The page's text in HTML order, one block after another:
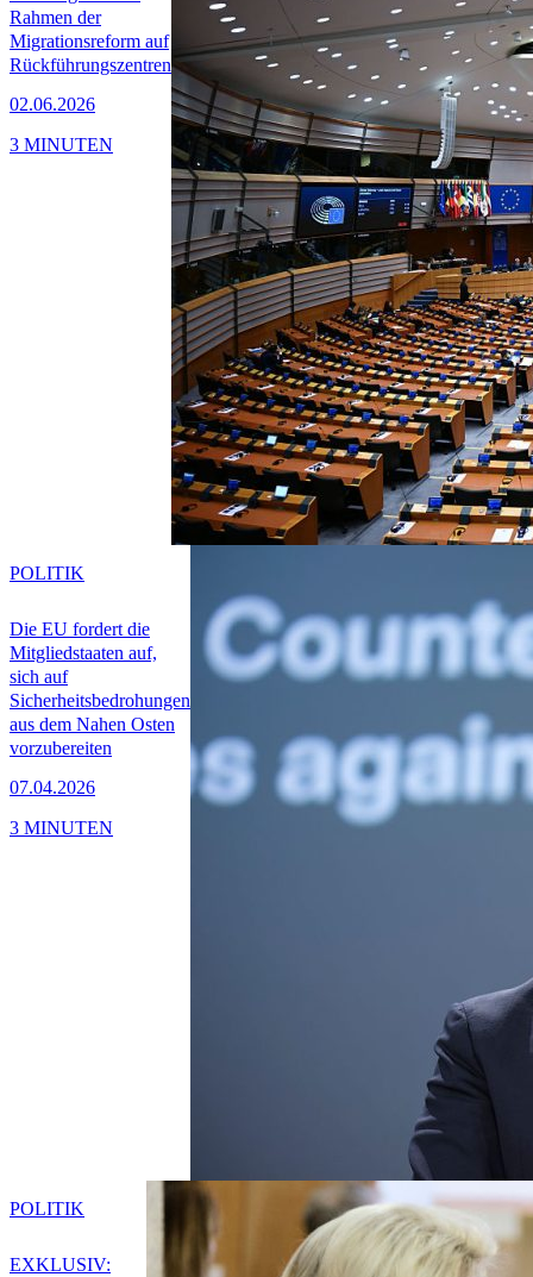
Rahmen der
Migrationsreform auf
Rückführungszentren
02.06.2026
3 MINUTEN
Die EU fordert die
Mitgliedstaaten auf,
sich auf
Sicherheitsbedrohungen
aus dem Nahen Osten
vorzubereiten
07.04.2026
POLITIK
3 MINUTEN
EXKLUSIV:
POLITIK